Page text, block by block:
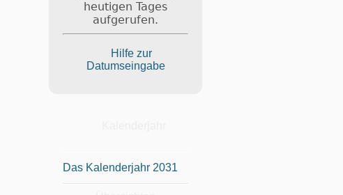
heutigen Tages
aufgerufen.
Hilfe zur
Datumseingabe
Das Kalenderjahr 2031